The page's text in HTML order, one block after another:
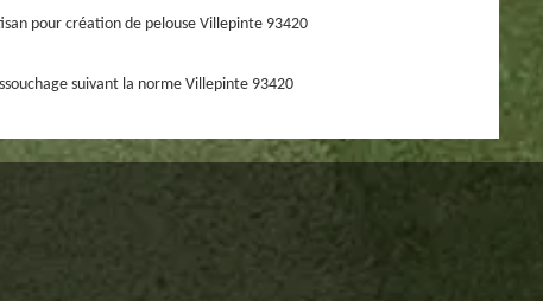
pour création de pelouse Villepinte 93420
suivant la norme Villepinte 93420